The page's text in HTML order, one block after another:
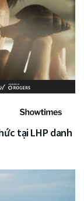
tại LHP danh